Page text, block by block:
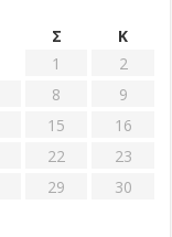
Σ
Κ
1
2
8
9
15
16
22
23
29
30